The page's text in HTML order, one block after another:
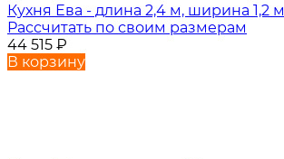
Кухня Ева - длина 2,4 м, ширина 1,2 м
Рассчитать по своим размерам
44 515 ₽
В корзину